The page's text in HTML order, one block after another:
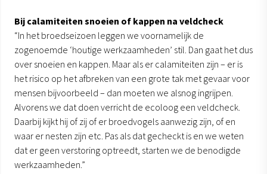
Bij calamiteiten snoeien of kappen na veldcheck
“In het broedseizoen leggen we voornamelijk de
zogenoemde ‘houtige werkzaamheden’ stil. Dan gaat het dus
over snoeien en kappen. Maar als er calamiteiten zijn – er is
het risico op het afbreken van een grote tak met gevaar voor
mensen bijvoorbeeld – dan moeten we alsnog ingrijpen.
Alvorens we dat doen verricht de ecoloog een veldcheck.
Daarbij kijkt hij of zij of er broedvogels aanwezig zijn, of en
waar er nesten zijn etc. Pas als dat gecheckt is en we weten
dat er geen verstoring optreedt, starten we de benodigde
werkzaamheden.”